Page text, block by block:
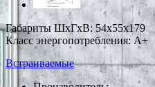
Габариты ШxГxВ: 54x55x179
Класс энергопотребления: A+
Встраиваемые